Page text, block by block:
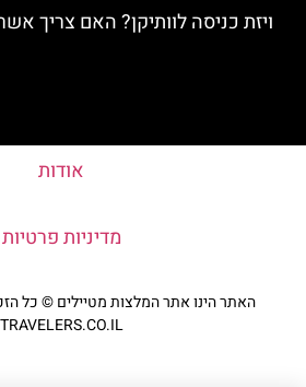
ויזת כניסה לוותיקן? האם צריך
אודות
מדיניות פרטיות
האתר הינו אתר המלצות מטיילים © כל
TRAVELERS.CO.IL